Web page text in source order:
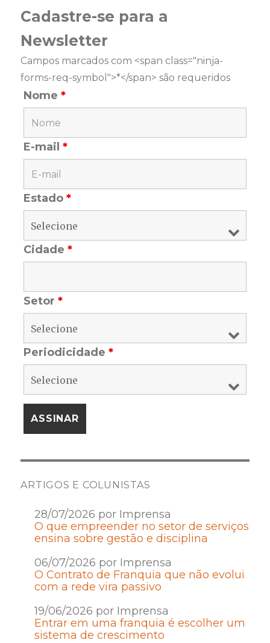
Cadastre-se para a
Newsletter
Campos marcados com <span class="ninja-
forms-req-symbol">*</span> são requeridos
Nome*
E-mail*
Estado*
Cidade*
Setor*
Periodicidade*
ARTIGOS E COLUNISTAS
28/07/2026 por Imprensa
O que empreender no setor de serviços
ensina sobre gestão e disciplina
06/07/2026 por Imprensa
O Contrato de Franquia que não evolui
com a rede vira passivo
19/06/2026 por Imprensa
Entrar em uma franquia é escolher um
sistema de crescimento